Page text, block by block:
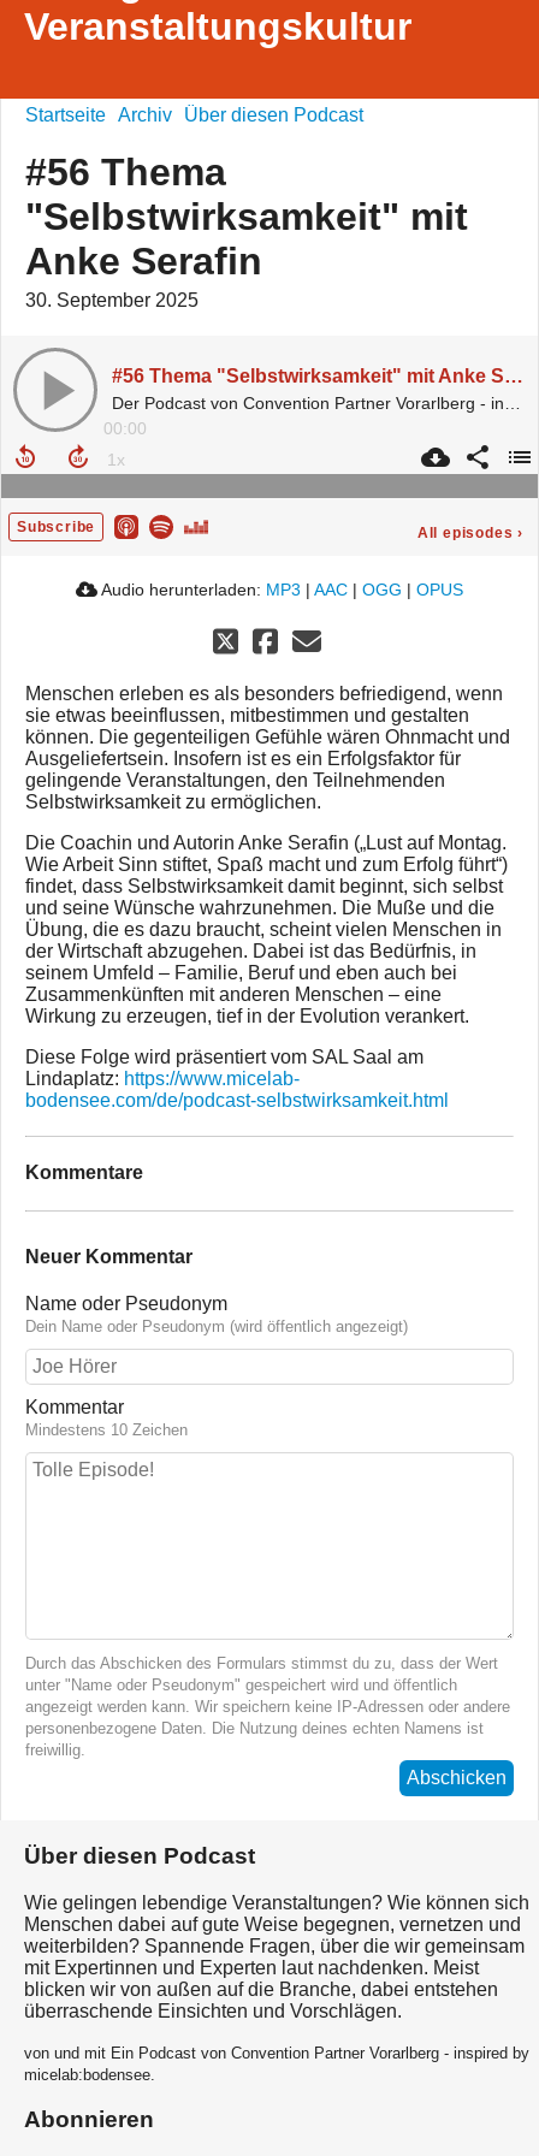
Veranstaltungskultur
Startseite Archiv Über diesen Podcast
#56 Thema
"Selbstwirksamkeit" mit
Anke Serafin
30. September 2025
#56 Thema "Selbstwirksamkeit" mit Anke Serafin
00:00
Subscribe All episodes ›
Audio herunterladen: MP3 | AAC | OGG | OPUS
Menschen erleben es als besonders befriedigend, wenn
sie etwas beeinflussen, mitbestimmen und gestalten
können. Die gegenteiligen Gefühle wären Ohnmacht und
Ausgeliefertsein. Insofern ist es ein Erfolgsfaktor für
gelingende Veranstaltungen, den Teilnehmenden
Selbstwirksamkeit zu ermöglichen.
Die Coachin und Autorin Anke Serafin („Lust auf Montag.
Wie Arbeit Sinn stiftet, Spaß macht und zum Erfolg führt“)
findet, dass Selbstwirksamkeit damit beginnt, sich selbst
und seine Wünsche wahrzunehmen. Die Muße und die
Übung, die es dazu braucht, scheint vielen Menschen in
der Wirtschaft abzugehen. Dabei ist das Bedürfnis, in
seinem Umfeld – Familie, Beruf und eben auch bei
Zusammenkünften mit anderen Menschen – eine
Wirkung zu erzeugen, tief in der Evolution verankert.
Diese Folge wird präsentiert vom SAL Saal am
Lindaplatz: https://www.micelab-
bodensee.com/de/podcast-selbstwirksamkeit.html
Kommentare
Neuer Kommentar
Name oder Pseudonym
Dein Name oder Pseudonym (wird öffentlich angezeigt)
Kommentar
Mindestens 10 Zeichen
Durch das Abschicken des Formulars stimmst du zu, dass der Wert
unter "Name oder Pseudonym" gespeichert wird und öffentlich
angezeigt werden kann. Wir speichern keine IP-Adressen oder andere
personenbezogene Daten. Die Nutzung deines echten Namens ist
freiwillig.
Abschicken
Über diesen Podcast
Wie gelingen lebendige Veranstaltungen? Wie können sich
Menschen dabei auf gute Weise begegnen, vernetzen und
weiterbilden? Spannende Fragen, über die wir gemeinsam
mit Expertinnen und Experten laut nachdenken. Meist
blicken wir von außen auf die Branche, dabei entstehen
überraschende Einsichten und Vorschlägen.
von und mit Ein Podcast von Convention Partner Vorarlberg - inspired by
micelab:bodensee.
Abonnieren